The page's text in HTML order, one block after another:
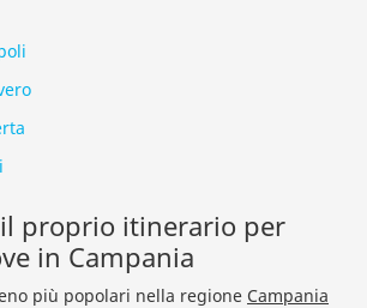
proprio itinerario per
in Campania
più popolari nella regione Campania